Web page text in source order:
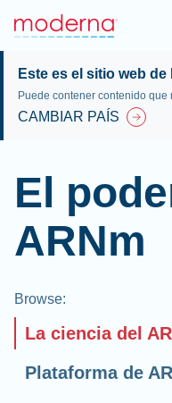
Este es el sitio web
Puede contener contenido
CAMBIAR PAÍS
El
ARNm
Browse:
La ciencia del
Plataforma de